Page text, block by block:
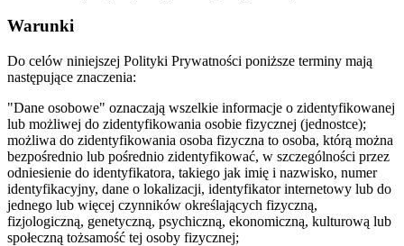
Warunki
Do celów niniejszej Polityki Prywatności poniższe terminy mają
następujące znaczenia:
"Dane osobowe" oznaczają wszelkie informacje o zidentyfikowanej
lub możliwej do zidentyfikowania osobie fizycznej (jednostce);
możliwa do zidentyfikowania osoba fizyczna to osoba, którą można
bezpośrednio lub pośrednio zidentyfikować, w szczególności przez
odniesienie do identyfikatora, takiego jak imię i nazwisko, numer
identyfikacyjny, dane o lokalizacji, identyfikator internetowy lub do
jednego lub więcej czynników określających fizyczną,
fizjologiczną, genetyczną, psychiczną, ekonomiczną, kulturową lub
społeczną tożsamość tej osoby fizycznej;